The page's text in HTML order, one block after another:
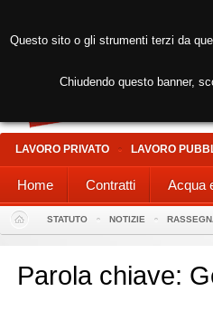
LAVORO PRIVATO LAVORO
Home Contratti Acqua
STATUTO NOTIZIE
Parola chiave:
Questo sito o gli strumenti terzi da
Chiudendo questo banner,